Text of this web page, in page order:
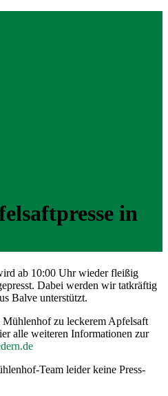
in
ab 10:00 Uhr wieder fleißig
Dabei werden wir tatkräftig
Balve unterstützt.
zu leckerem Apfelsaft
alle weiteren Informationen zur
Team leider keine Press-